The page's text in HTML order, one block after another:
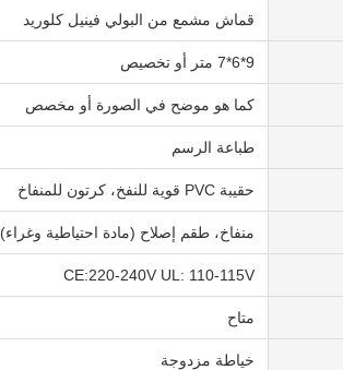
قماش مشمع من البولي فينيل كلوريد
9*6*7 متر أو تخصيص
كما هو موضح في الصورة أو مخصص
طباعة الرسم
حقيبة PVC قوية للنفخ، كرتون للمنفاخ
منفاخ، طقم إصلاح (مادة احتياطية وغراء)
CE:220-240V UL: 110-115V
متاح
خياطة مزدوجة